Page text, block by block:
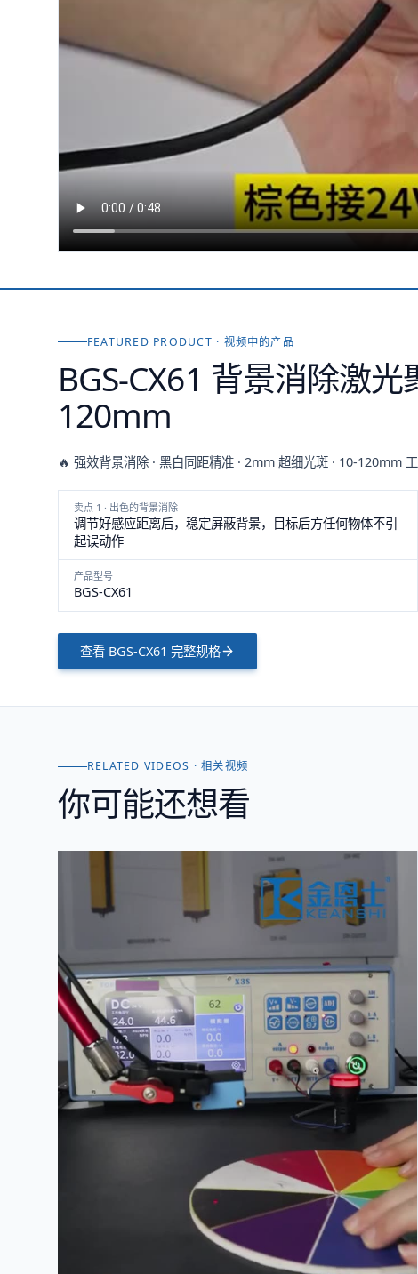
FEATURED PRODUCT · 视频中的产品
BGS-CX61 背景消除激
120mm
🔥 强效背景消除 · 黑白同距精准 · 2mm 超细光斑 · 10-120mm
卖点 1 · 出色的背景消除
调节好感应距离后，稳定屏蔽背景，目标后方任何物体不引
起误动作
产品型号
BGS-CX61
查看 BGS-CX61 完整规格
RELATED VIDEOS · 相关视频
你可能还想看